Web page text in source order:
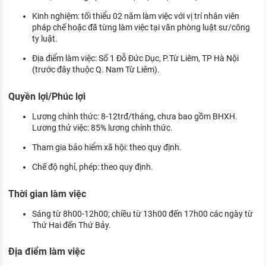
Kinh nghiệm: tối thiểu 02 năm làm việc với vị trí nhân viên
pháp chế hoặc đã từng làm việc tại văn phòng luật sư/công
ty luật.
Địa điểm làm việc: Số 1 Đỗ Đức Dục, P.Từ Liêm, TP Hà Nội
(trước đây thuộc Q. Nam Từ Liêm).
Quyền lợi/Phúc lợi
Lương chính thức: 8-12trđ/tháng, chưa bao gồm BHXH.
Lương thử việc: 85% lương chính thức.
Tham gia bảo hiểm xã hội: theo quy định.
Chế độ nghỉ, phép: theo quy định.
Thời gian làm việc
Sáng từ 8h00-12h00; chiều từ 13h00 đến 17h00 các ngày từ
Thứ Hai đến Thứ Bảy.
Địa điểm làm việc